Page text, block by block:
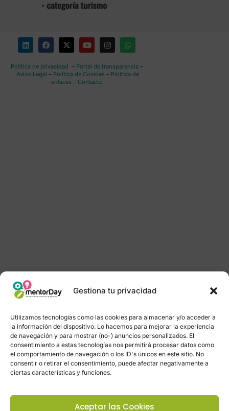
Gestiona tu privacidad
Utilizamos tecnologías como las cookies para almacenar y/o acceder a
la información del dispositivo. Lo hacemos para mejorar la experiencia
de navegación y para mostrar (no-) anuncios personalizados. El
consentimiento a estas tecnologías nos permitirá procesar datos como
el comportamiento de navegación o los ID's únicos en este sitio. No
consentir o retirar el consentimiento, puede afectar negativamente a
ciertas características y funciones.
Aceptar las Cookies
Política de privacidad – Portal de transparencia–
Aviso Legal – Política de Cookies – Política de
enlaces – Contacto